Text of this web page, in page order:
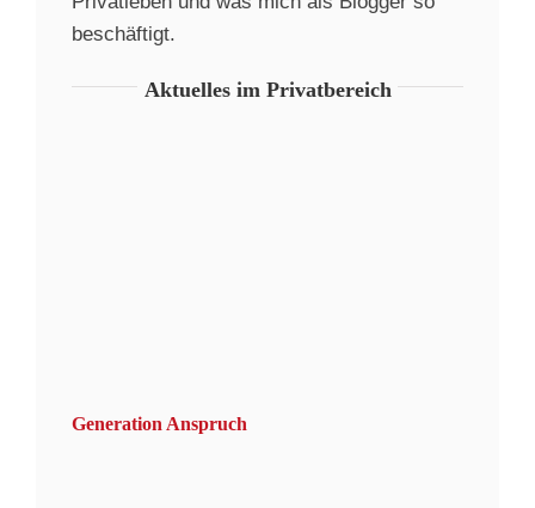
beschäftigt.
Aktuelles im Privatbereich
Generation Anspruch